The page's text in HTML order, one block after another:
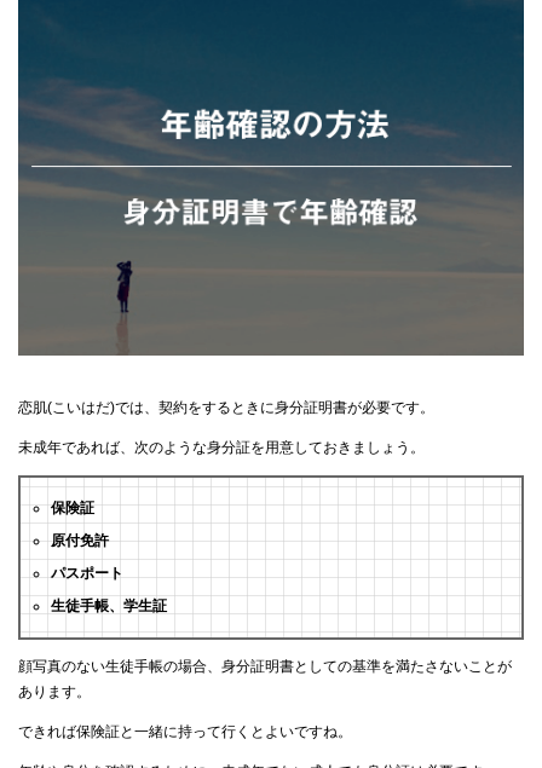
恋肌(こいはだ)では、契約をするときに身分証明書が必要です。
未成年であれば、次のような身分証を用意しておきましょう。
保険証
原付免許
パスポート
生徒手帳、学生証
顔写真のない生徒手帳の場合、身分証明書としての基準を満たさないことが
あります。
できれば保険証と一緒に持って行くとよいですね。